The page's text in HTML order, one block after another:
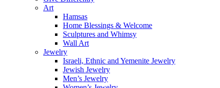
Art
Hamsas
Home Blessings & Welcome
Sculptures and Whimsy
Wall Art
Jewelry
Israeli, Ethnic and Yemenite Jewelry
Jewish Jewelry
Men’s Jewelry